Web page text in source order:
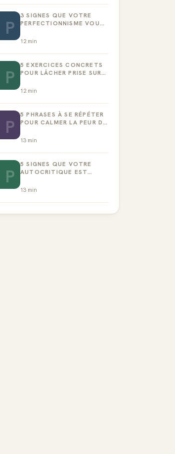
P
3 SIGNES QUE VOTRE
PERFECTIONNISME VOUS
12min
P
5 EXERCICES CONCRETS
POUR LÂCHER PRISE SUR
12min
P
5 PHRASES À SE RÉPÉTER
POUR CALMER LA PEUR DE
13 min
P
5 SIGNES QUE VOTRE
AUTOCRITIQUE EST
13 min